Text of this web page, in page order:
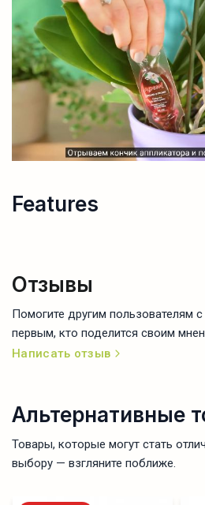
Features
Отзывы
Помогите другим пользователям
первым, кто поделится своим
Написать отзыв
Альтернативные
Товары, которые могут стать
выбору — взгляните поближе.